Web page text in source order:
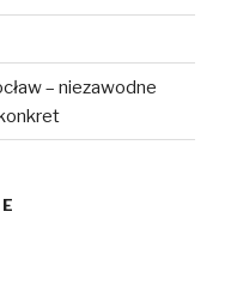
– niezawodne